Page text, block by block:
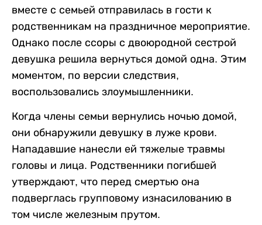
вместе с семьей отправилась в гости к
родственникам на праздничное мероприятие.
Однако после ссоры с двоюродной сестрой
девушка решила вернуться домой одна. Этим
моментом, по версии следствия,
воспользовались злоумышленники.
Когда члены семьи вернулись ночью домой,
они обнаружили девушку в луже крови.
Нападавшие нанесли ей тяжелые травмы
головы и лица. Родственники погибшей
утверждают, что перед смертью она
подверглась групповому изнасилованию в
том числе железным прутом.